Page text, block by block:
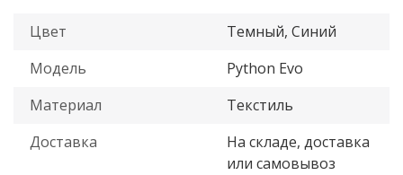
Цвет
Темный, Синий
Модель
Python Evo
Материал
Текстиль
Доставка
На складе, доставка
или самовывоз